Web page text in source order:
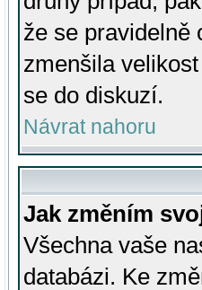
že se pravidelně
zmenšila
se do diskuzí.
Návrat nahoru
Jak změním
Všechna vaše
databázi. Ke